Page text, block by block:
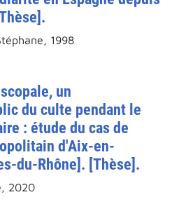
1998
un
du culte pendant le
: étude du cas de
d'Aix-en-
du-Rhône]. [Thèse].
2020